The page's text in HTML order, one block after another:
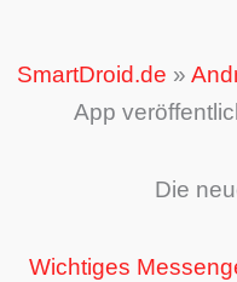
SmartDroid.de »
App
Die
Wichtiges